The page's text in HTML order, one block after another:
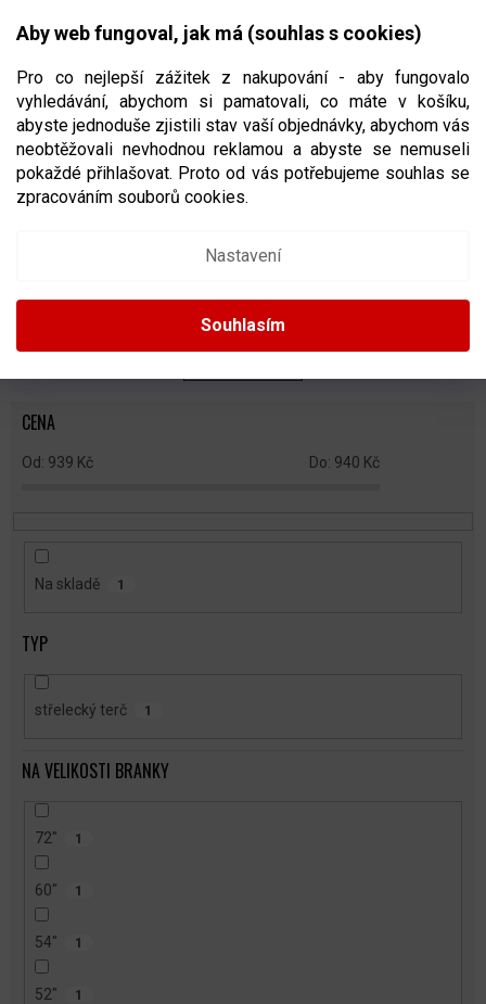
Aby web fungoval, jak má (souhlas s cookies)
Pro co nejlepší zážitek z nakupování - aby fungovalo
vyhledávání, abychom si pamatovali, co máte v košíku,
abyste jednoduše zjistili stav vaší objednávky, abychom vás
neobtěžovali nevhodnou reklamou a abyste se nemuseli
pokaždé přihlašovat. Proto od vás potřebujeme souhlas se
zpracováním souborů cookies.
Nastavení
Souhlasím
CZK
NÁKUPNÍ
STŘELECKÉ TERČE NA HOKEJ
N
P
R
CENA
939 Kč 940 Kč
Na skladě 1
TYP
střelecký terč 1
NA VELIKOSTI BRANKY
72" 1
60" 1
54" 1
52" 1